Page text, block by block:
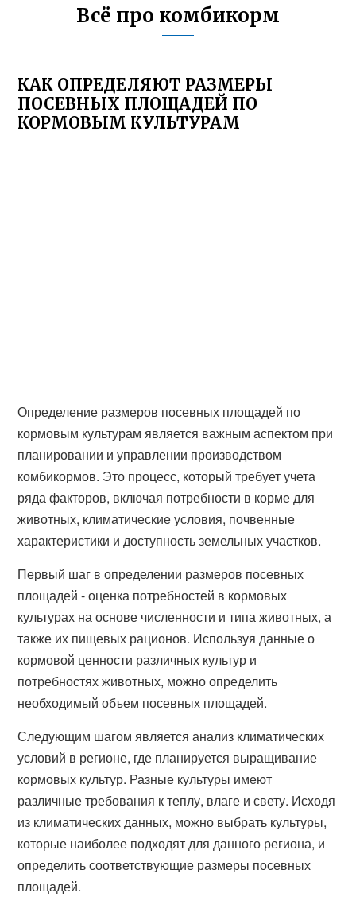
Всё про комбикорм
КАК ОПРЕДЕЛЯЮТ РАЗМЕРЫ
ПОСЕВНЫХ ПЛОЩАДЕЙ ПО
КОРМОВЫМ КУЛЬТУРАМ
Определение размеров посевных площадей по
кормовым культурам является важным аспектом при
планировании и управлении производством
комбикормов. Это процесс, который требует учета
ряда факторов, включая потребности в корме для
животных, климатические условия, почвенные
характеристики и доступность земельных участков.
Первый шаг в определении размеров посевных
площадей - оценка потребностей в кормовых
культурах на основе численности и типа животных, а
также их пищевых рационов. Используя данные о
кормовой ценности различных культур и
потребностях животных, можно определить
необходимый объем посевных площадей.
Следующим шагом является анализ климатических
условий в регионе, где планируется выращивание
кормовых культур. Разные культуры имеют
различные требования к теплу, влаге и свету. Исходя
из климатических данных, можно выбрать культуры,
которые наиболее подходят для данного региона, и
определить соответствующие размеры посевных
площадей.